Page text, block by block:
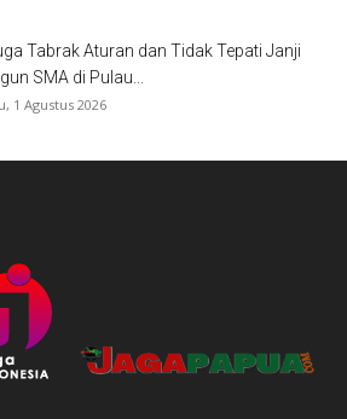
Tabrak Aturan dan Tidak Tepati Janji
SMA di Pulau...
1 Agustus 2026